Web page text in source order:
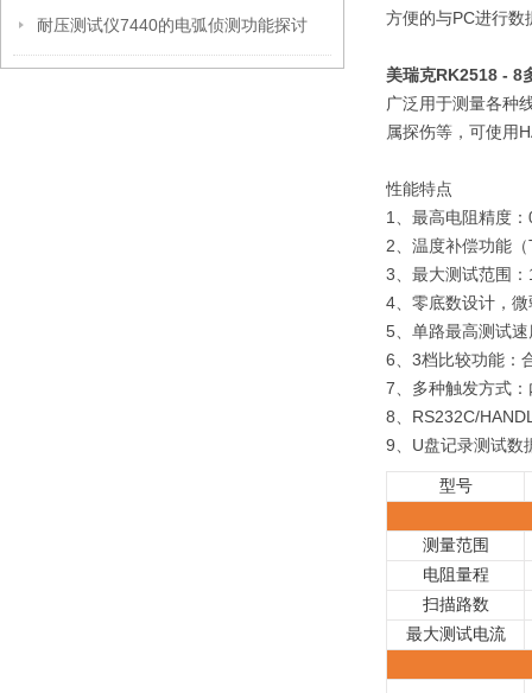
耐压测试仪7440的电弧侦测功能探讨
方便的与PC进行数
美瑞克RK2518 - 8
广泛用于测量各种
属探伤等，可使用
性能特点
1、最高电阻精度
2、温度补偿功能
3、最大测试范围
4、零底数设计，
5、单路最高测试
6、3档比较功能：
7、多种触发方式
8、RS232C/
9、U盘记录测试数
型号
测量范围
电阻量程
扫描路数
最大测试电流